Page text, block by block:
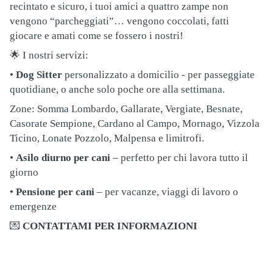
recintato e sicuro, i tuoi amici a quattro zampe non
vengono “parcheggiati”… vengono coccolati, fatti
giocare e amati come se fossero i nostri!
🌟 I nostri servizi:
• Dog Sitter personalizzato a domicilio - per passeggiate
quotidiane, o anche solo poche ore alla settimana.
Zone: Somma Lombardo, Gallarate, Vergiate, Besnate,
Casorate Sempione, Cardano al Campo, Mornago, Vizzola
Ticino, Lonate Pozzolo, Malpensa e limitrofi.
• Asilo diurno per cani – perfetto per chi lavora tutto il
giorno
• Pensione per cani – per vacanze, viaggi di lavoro o
emergenze
💌 CONTATTAMI PER INFORMAZIONI